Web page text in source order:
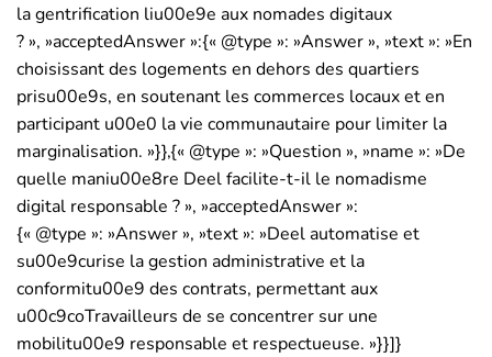
la gentrification liu00e9e aux nomades digitaux
? », »acceptedAnswer »:{« @type »: »Answer », »text »: »En
choisissant des logements en dehors des quartiers
prisu00e9s, en soutenant les commerces locaux et en
participant u00e0 la vie communautaire pour limiter la
marginalisation. »}},{« @type »: »Question », »name »: »De
quelle maniu00e8re Deel facilite-t-il le nomadisme
digital responsable ? », »acceptedAnswer »:
{« @type »: »Answer », »text »: »Deel automatise et
su00e9curise la gestion administrative et la
conformitu00e9 des contrats, permettant aux
u00c9coTravailleurs de se concentrer sur une
mobilitu00e9 responsable et respectueuse. »}}]}